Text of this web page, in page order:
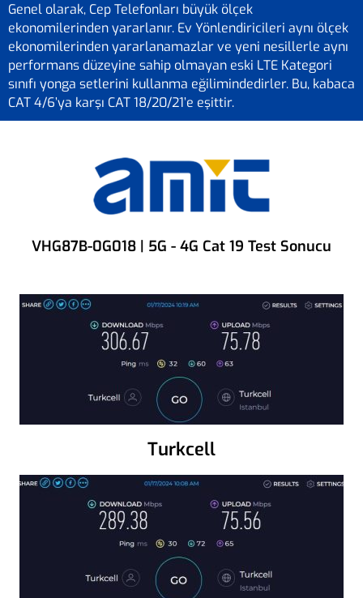
Genel olarak, Cep Telefonları büyük ölçek
ekonomilerinden yararlanır. Ev Yönlendiricileri aynı ölçek
ekonomilerinden yararlanamazlar ve yeni nesillerle aynı
performans düzeyine sahip olmayan eski LTE Kategori
sınıfı yonga setlerini kullanma eğilimindedirler. Bu, kabaca
CAT 4/6’ya karşı CAT 18/20/21’e eşittir.
VHG87B-0G018 | 5G - 4G Cat 19 Test Sonucu
Turkcell